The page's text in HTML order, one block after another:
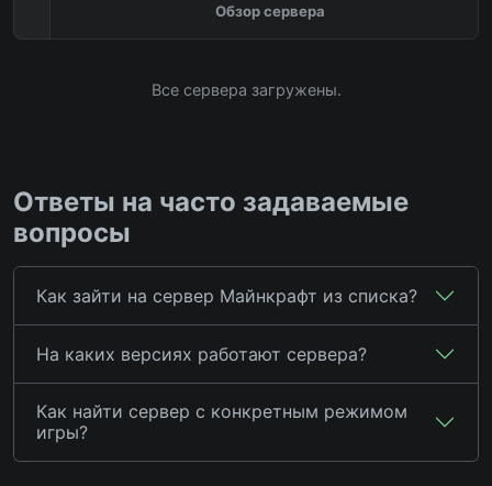
Обзор сервера
Все сервера загружены.
Ответы на часто задаваемые
вопросы
Как зайти на сервер Майнкрафт из списка?
На каких версиях работают сервера?
Как найти сервер с конкретным режимом
игры?